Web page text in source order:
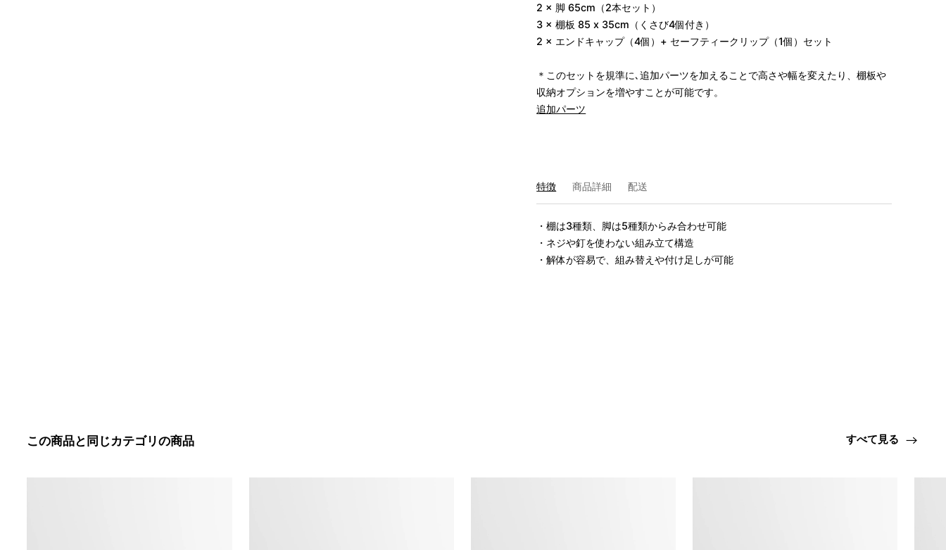
2 × 脚 65cm（2本セット）
3 × 棚板 85 x 35cm（くさび4個付き）
2 × エンドキャップ（4個）+ セーフティークリップ（1個）セット
＊このセットを規準に､追加パーツを加えることで高さや幅を変えたり、棚板や
収納オプションを増やすことが可能です。
追加パーツ
特徴 商品詳細 配送
・棚は3種類、脚は5種類からみ合わせ可能
・ネジや釘を使わない組み立て構造
・解体が容易で、組み替えや付け足しが可能
この商品と同じカテゴリの商品 すべて見る